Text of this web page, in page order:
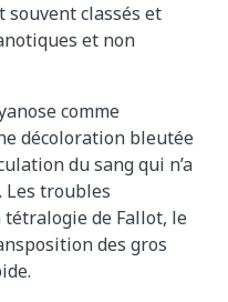
souvent classés et
et non
comme
décoloration bleutée
du sang qui n’a
Les troubles
de Fallot, le
des gros